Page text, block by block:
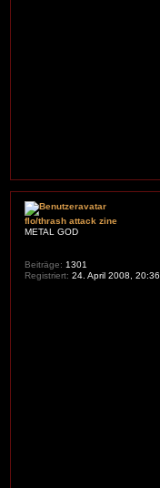
flo/thrash attack zine
METAL GOD
Beiträge: 1301
Registriert: 24. April 2008, 20:36